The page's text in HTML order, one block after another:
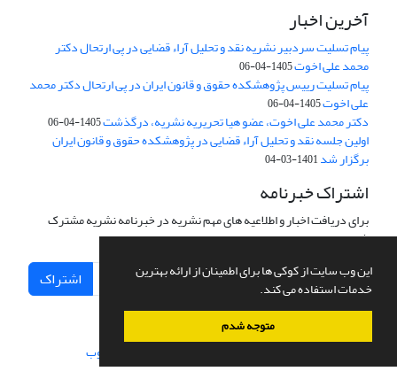
این وب سایت از کوکی ها برای اطمینان از ارائه بهترین
خدمات استفاده می کند.
متوجه شدم
آخرین اخبار
پیام تسلیت سردبیر نشریه نقد و تحلیل آراء قضایی در پی ارتحال دکتر
محمد علی اخوت1405-04-06
پیام تسلیت رییس پژوهشکده حقوق و قانون ایران در پی ارتحال دکتر محمد
علی اخوت1405-04-06
دکتر محمد علی اخوت، عضو هیا تحریریه نشریه، درگذشت1405-04-06
اولین جلسه نقد و تحلیل آراء قضایی در پژوهشکده حقوق و قانون ایران
برگزار شد1401-03-04
اشتراک خبرنامه
برای دریافت اخبار و اطلاعیه های مهم نشریه در خبرنامه نشریه مشترک
شوید.
اشتراک
سیناوب